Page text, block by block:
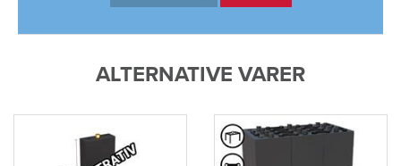
ALTERNATIVE VARER